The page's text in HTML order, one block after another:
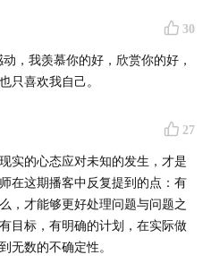
方向，做些什么能让自己
”要如何更好地实现多任务并
价值管理
己如此“卑微”，感到落差迷
30
，我羡慕你的好，欣赏你的好，
只喜欢我自己。
27
实的心态应对未知的发生，才是
在这期播客中反复提到的点：有
，才能够更好处理问题与问题之
目标，有明确的计划，在实际做
无数的不确定性。